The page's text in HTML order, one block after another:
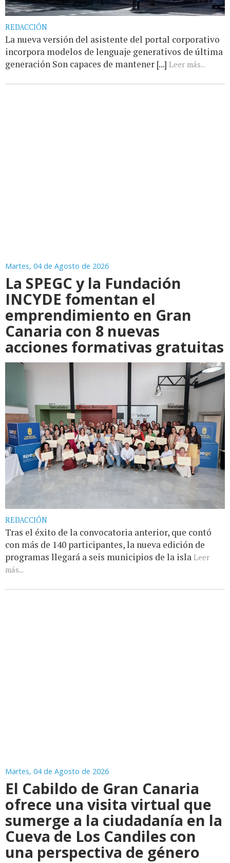
REDACCIÓN
La nueva versión del asistente del portal corporativo
incorpora modelos de lenguaje generativos de última
generación Son capaces de mantener [...] Leer más...
Martes, 04 de Agosto de 2026
La SPEGC y la Fundación
INCYDE fomentan el
emprendimiento en Gran
Canaria con 8 nuevas
acciones formativas gratuitas
REDACCIÓN
Tras el éxito de la convocatoria anterior, que contó
con más de 140 participantes, la nueva edición de
programas llegará a seis municipios de la isla Leer
más...
Martes, 04 de Agosto de 2026
El Cabildo de Gran Canaria
ofrece una visita virtual que
sumerge a la ciudadanía en la
Cueva de Los Candiles con
una perspectiva de género